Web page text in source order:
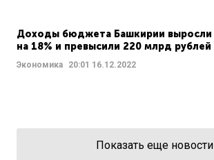
Доходы бюджета Башкирии выросли
на 18% и превысили 220 млрд рублей
Экономика 20:01 16.12.2022
Показать еще новости